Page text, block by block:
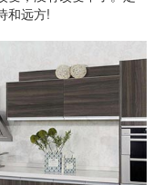
和远方!